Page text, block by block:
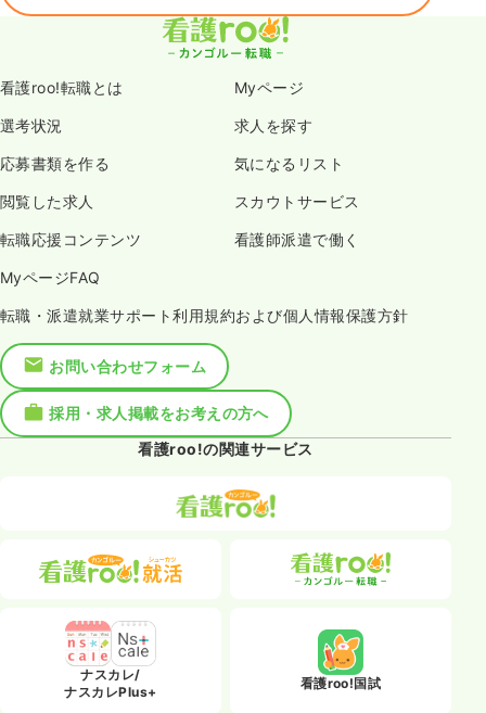
看護roo!転職とは Myページ
選考状況 求人を探す
応募書類を作る 気になるリスト
閲覧した求人 スカウトサービス
転職応援コンテンツ 看護師派遣で働く
MyページFAQ
転職・派遣就業サポート利用規約および個人情報保護方針
お問い合わせフォーム
採用・求人掲載をお考えの方へ
看護roo!の関連サービス
ナスカレ/
ナスカレPlus+
看護roo!国試